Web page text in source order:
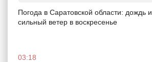
Погода в Саратовской области: дождь и
сильный ветер в воскресенье
03:18